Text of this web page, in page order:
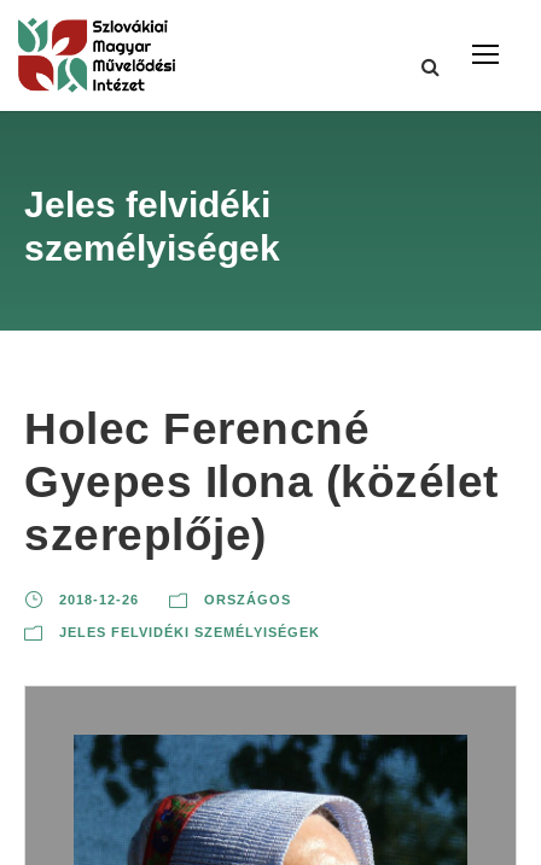
Jeles felvidéki
személyiségek
Holec Ferencné
Gyepes Ilona (közélet
szereplője)
2018-12-26 ORSZÁGOS
JELES FELVIDÉKI SZEMÉLYISÉGEK